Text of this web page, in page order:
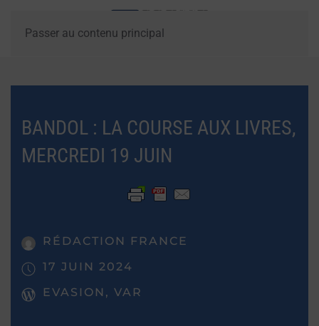
Passer au contenu principal
BANDOL : LA COURSE AUX LIVRES,
MERCREDI 19 JUIN
RÉDACTION FRANCE
17 JUIN 2024
EVASION, VAR